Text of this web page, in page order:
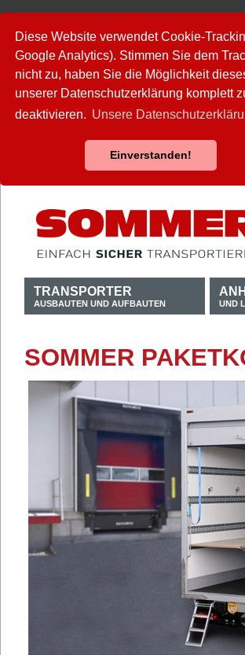
Diese Website verwendet Cookie-
Google Analytics). Stimmen Sie dem
nicht zu, haben Sie die Möglichkeit
unserer Datenschutzerklärung komplett
deaktivieren. Unsere
Einverstanden!
TRANSPORTER
AUSBAUTEN UND AUFBAUTEN UND
SOMMER